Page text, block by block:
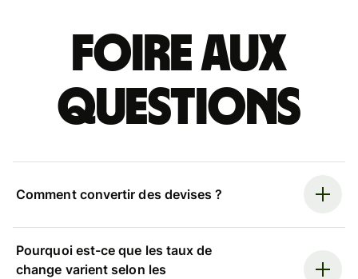
Foire aux
questions
Comment convertir des devises ?
Pourquoi est-ce que les taux de
change varient selon les